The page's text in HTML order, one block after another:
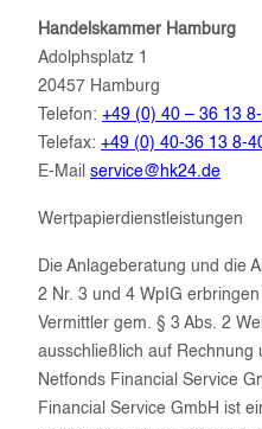
Handelskammer Hamburg
Adolphsplatz 1
20457 Hamburg
Telefon: +49 (0) 40 – 36 13
Telefax: +49 (0) 40-36 13 8-
E-Mail service@hk24.de
Wertpapierdienstleistungen
Die Anlageberatung und die
2 Nr. 3 und 4 WpIG
Vermittler gem. § 3 Abs. 2
ausschließlich auf Rechnung
Netfonds Financial Service
Financial Service GmbH ist